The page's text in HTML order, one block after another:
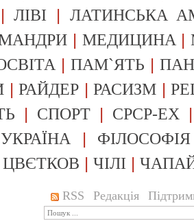
|ЛІВІ | ЛАТИНСЬКА
| МЕДИЦИНА |
|ПАМ`ЯТЬ |
|РАЙДЕР |РАСИЗМ |
| СПОРТ | СРСР-EX
УКРАЇНА | ФІЛОСОФІЯ
ЦВЄТКОВ | ЧІЛІ |
RSS Редакція